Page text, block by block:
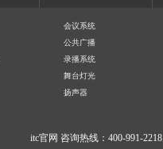
会议系统
公共广播
录播系统
舞台灯光
扬声器
itc官网 咨询热线：400-991-2218